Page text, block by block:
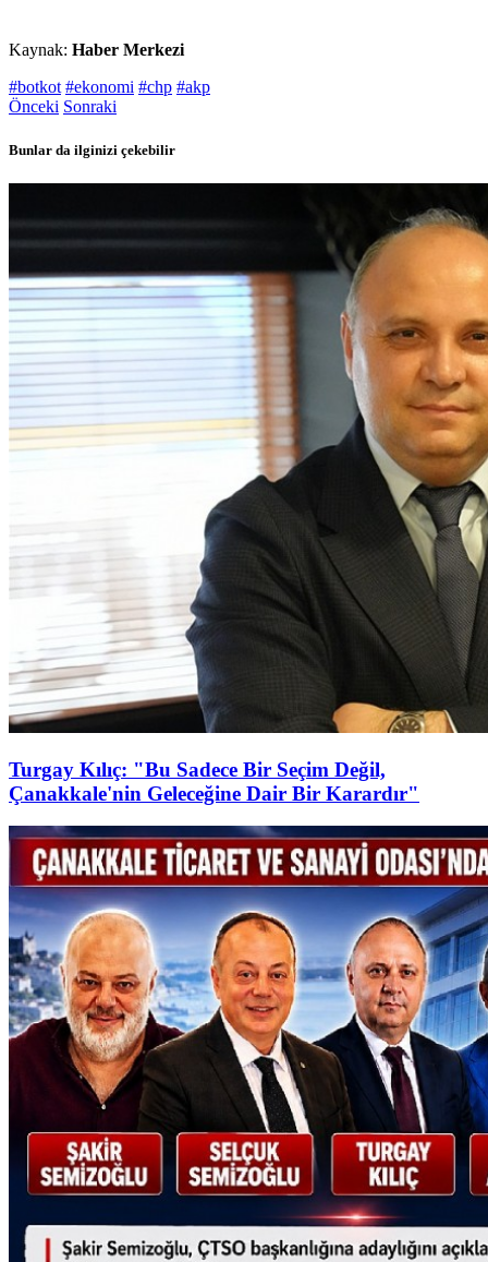
Kaynak: Haber Merkezi
#botkot #ekonomi #chp #akp
Önceki Sonraki
Bunlar da ilginizi çekebilir
Turgay Kılıç: "Bu Sadece Bir Seçim Değil,
Çanakkale'nin Geleceğine Dair Bir Karardır"